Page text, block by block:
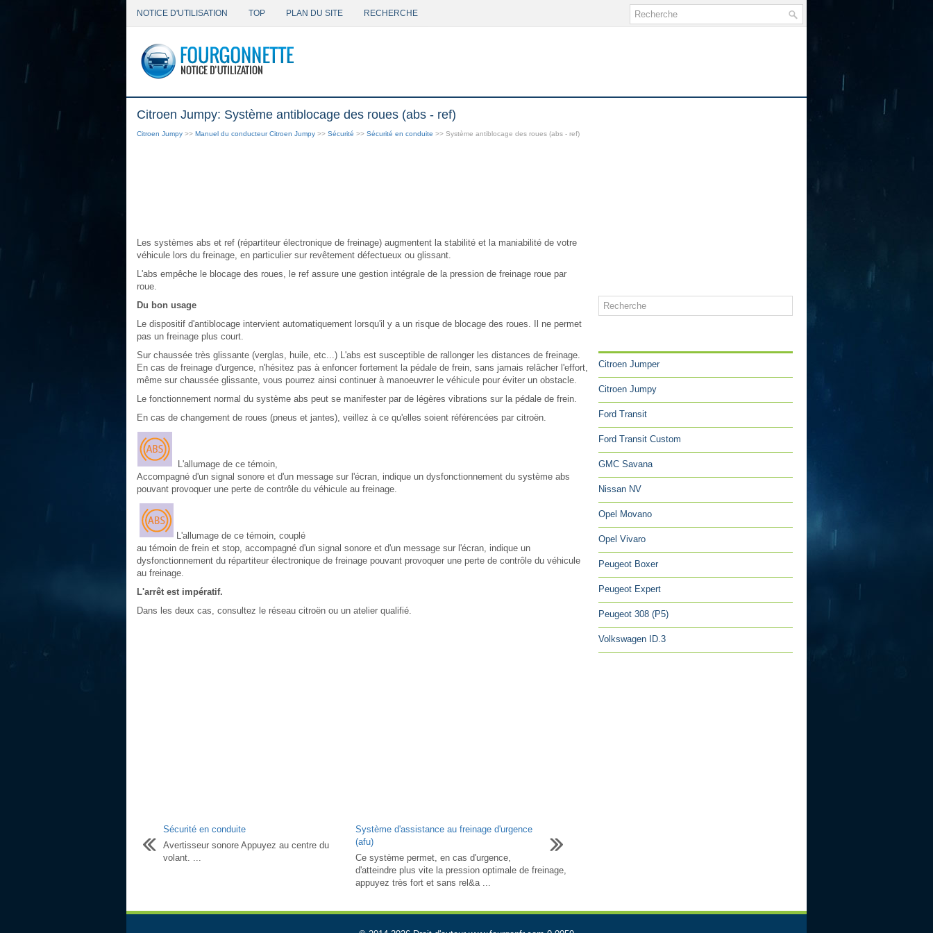
NOTICE D'UTILISATION TOP PLAN DU SITE RECHERCHE
Citroen Jumpy: Système antiblocage des roues (abs - ref)
Citroen Jumpy >> Manuel du conducteur Citroen Jumpy >> Sécurité >> Sécurité en conduite >> Système antiblocage des roues (abs - ref)
Les systèmes abs et ref (répartiteur électronique de freinage) augmentent la stabilité et la maniabilité de votre
véhicule lors du freinage, en particulier sur revêtement défectueux ou glissant.
L'abs empêche le blocage des roues, le ref assure une gestion intégrale de la pression de freinage roue par
roue.
Du bon usage
Le dispositif d'antiblocage intervient automatiquement lorsqu'il y a un risque de blocage des roues. Il ne permet
pas un freinage plus court.
Sur chaussée très glissante (verglas, huile, etc...) L'abs est susceptible de rallonger les distances de freinage.
En cas de freinage d'urgence, n'hésitez pas à enfoncer fortement la pédale de frein, sans jamais relâcher l'effort,
même sur chaussée glissante, vous pourrez ainsi continuer à manoeuvrer le véhicule pour éviter un obstacle.
Le fonctionnement normal du système abs peut se manifester par de légères vibrations sur la pédale de frein.
En cas de changement de roues (pneus et jantes), veillez à ce qu'elles soient référencées par citroën.
L'allumage de ce témoin,
Accompagné d'un signal sonore et d'un message sur l'écran, indique un dysfonctionnement du système abs
pouvant provoquer une perte de contrôle du véhicule au freinage.
L'allumage de ce témoin, couplé
au témoin de frein et stop, accompagné d'un signal sonore et d'un message sur l'écran, indique un
dysfonctionnement du répartiteur électronique de freinage pouvant provoquer une perte de contrôle du véhicule
au freinage.
L'arrêt est impératif.
Dans les deux cas, consultez le réseau citroën ou un atelier qualifié.
Sécurité en conduite
Avertisseur sonore Appuyez au centre du
volant. ...
Système d'assistance au freinage d'urgence
(afu)
Ce système permet, en cas d'urgence,
d'atteindre plus vite la pression optimale de freinage,
appuyez très fort et sans rel&a ...
Citroen Jumper
Citroen Jumpy
Ford Transit
Ford Transit Custom
GMC Savana
Nissan NV
Opel Movano
Opel Vivaro
Peugeot Boxer
Peugeot Expert
Peugeot 308 (P5)
Volkswagen ID.3